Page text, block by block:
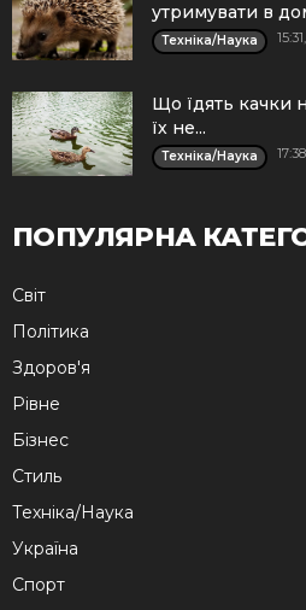
утримувати в
Техніка/Наука
Що їдять качки
їх не...
Техніка/Наука
ПОПУЛЯРНА
Cвіт
Політика
Здоров'я
Рівне
Бізнес
Стиль
Техніка/Наука
Україна
Спорт